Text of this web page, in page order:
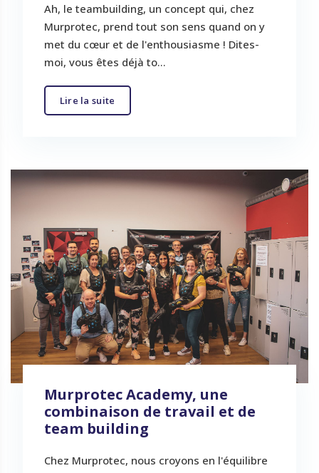
Ah, le teambuilding, un concept qui, chez
Murprotec, prend tout son sens quand on y
met du cœur et de l'enthousiasme ! Dites-
moi, vous êtes déjà to...
Lire la suite
Murprotec Academy, une
combinaison de travail et de
team building
Chez Murprotec, nous croyons en l'équilibre